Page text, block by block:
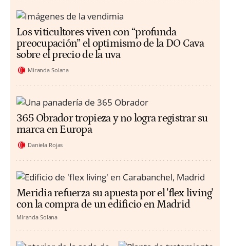
Los viticultores viven con “profunda
preocupación” el optimismo de la DO Cava
sobre el precio de la uva
Miranda Solana
365 Obrador tropieza y no logra registrar su
marca en Europa
Daniela Rojas
Meridia refuerza su apuesta por el 'flex living'
con la compra de un edificio en Madrid
Miranda Solana